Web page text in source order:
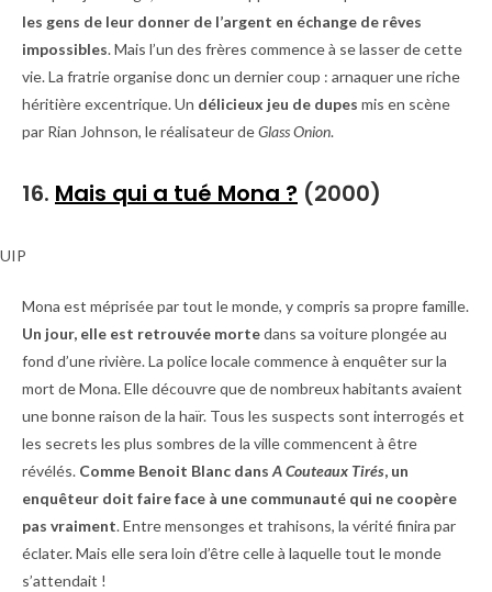
les gens de leur donner de l’argent en échange de rêves
impossibles. Mais l’un des frères commence à se lasser de cette
vie. La fratrie organise donc un dernier coup : arnaquer une riche
héritière excentrique. Un délicieux jeu de dupes mis en scène
par Rian Johnson, le réalisateur deGlass Onion.
16. Mais qui a tué Mona ? (2000)
UIP
Mona est méprisée par tout le monde, y compris sa propre famille.
Un jour, elle est retrouvée mortedans sa voiture plongée au
fond d’une rivière. La police locale commence à enquêter sur la
mort de Mona. Elle découvre que de nombreux habitants avaient
une bonne raison de la haïr. Tous les suspects sont interrogés et
les secrets les plus sombres de la ville commencent à être
révélés. Comme Benoit Blanc dansA Couteaux Tirés, un
enquêteur doit faire face à une communauté qui ne coopère
pas vraiment. Entre mensonges et trahisons, la vérité finira par
éclater. Mais elle sera loin d’être celle à laquelle tout le monde
s’attendait !